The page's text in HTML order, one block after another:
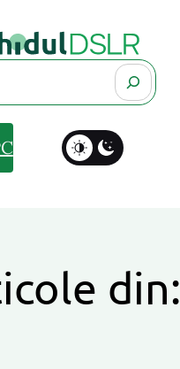
Search
din: